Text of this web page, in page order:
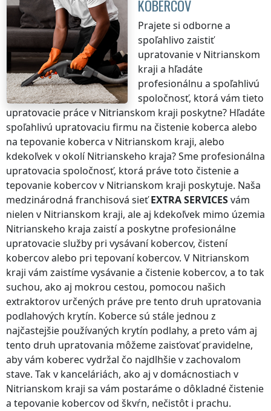
KOBERCOV
Prajete si odborne a
spoľahlivo zaistiť
upratovaniev Nitrianskom
kraji a hľadáte
profesionálnu a spoľahlivú
spoločnosť, ktorá vám tieto
upratovacie prácev Nitrianskom kraji poskytne? Hľadáte
spoľahlivú upratovaciu firmu na čistenie koberca alebo
na tepovanie koberca v Nitrianskom kraji, alebo
kdekoľvek v okolíNitrianskeho kraja? Sme profesionálna
upratovacia spoločnosť, ktorá práve toto čistenie a
tepovanie kobercovv Nitrianskom kraji poskytuje. Naša
medzinárodná franchisová sieťEXTRA SERVICESvám
nielen v Nitrianskom kraji, ale aj kdekoľvek mimo územia
Nitrianskeho kraja zaistí a poskytne profesionálne
upratovacie služby pri vysávaní kobercov, čistení
kobercov alebo pri tepovaní kobercov. V Nitrianskom
kraji vám zaistíme vysávanie a čistenie kobercov, a to tak
suchou, ako aj mokrou cestou, pomocou našich
extraktorov určených práve pre tento druh upratovania
podlahových krytín. Koberce sú stále jednou z
najčastejšie používaných krytín podlahy, a preto vám aj
tento druh upratovania môžeme zaisťovať pravidelne,
aby vám koberec vydržal čo najdlhšie v zachovalom
stave. Tak v kanceláriách, ako aj v domácnostiach v
Nitrianskom kraji sa vám postaráme o dôkladné čistenie
a tepovanie kobercov od škvŕn, nečistôt i prachu.